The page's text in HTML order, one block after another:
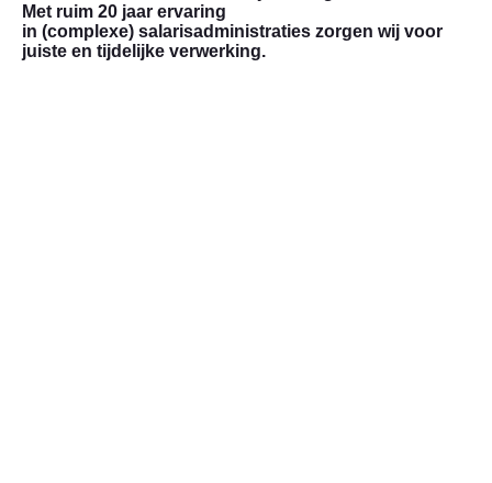
Met ruim 20 jaar ervaring
in (complexe) salarisadministraties zorgen wij voor
juiste en tijdelijke verwerking.